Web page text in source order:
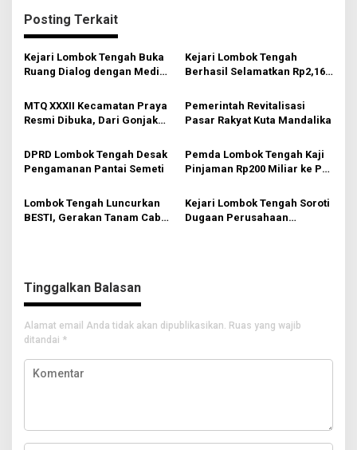
i
g
a
s
i
p
o
s
Posting Terkait
Kejari Lombok Tengah Buka
Ruang Dialog dengan Media
Publik
Kejari Lombok Tengah
Berhasil Selamatkan Rp2,16
MTQ XXXII Kecamatan Praya
Resmi Dibuka, Dari Gonjak
Membumikan Al-Qur’an
Pemerintah Revitalisasi
Pasar Rakyat Kuta Mandalika
DPRD Lombok Tengah Desak
Pengamanan Pantai Semeti
Pemda Lombok Tengah Kaji
Pinjaman Rp200 Miliar ke PT
Lombok Tengah Luncurkan
BESTI, Gerakan Tanam Cabai
Kejari Lombok Tengah Soroti
Dugaan Perusahaan
Tinggalkan Balasan
Alamat email Anda tidak akan dipublikasikan. Ruas yang wajib
ditandai *